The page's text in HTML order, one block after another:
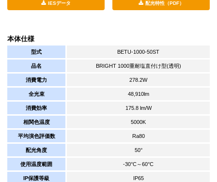
IESデータ 配光特性（PDF）
本体仕様
型式 BETU-1000-50ST
品名 BRIGHT 1000重耐塩直付け型(透明)
消費電力 278.2W
全光束 48,910lm
消費効率 175.8 lm/W
相関色温度 5000K
平均演色評価数 Ra80
配光角度 50°
使用温度範囲 -30°C～60°C
IP保護等級 IP65